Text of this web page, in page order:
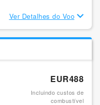
Ver Detalhes do Voo
EUR488
Incluindo custos de
combustível